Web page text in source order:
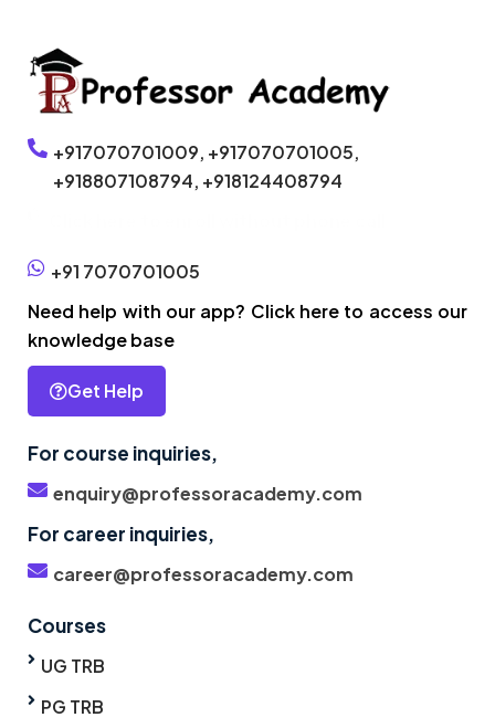
+917070701009, +917070701005,
+918807108794, +918124408794
+91 7070701005
Need help with our app? Click here to access our
knowledge base
Get Help
For course inquiries,
enquiry@professoracademy.com
For career inquiries,
career@professoracademy.com
Courses
UG TRB
PG TRB